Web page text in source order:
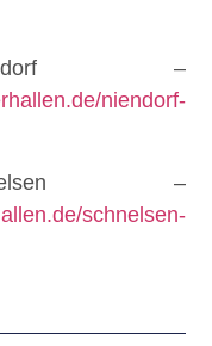
–
niendorf-
–
schnelsen-